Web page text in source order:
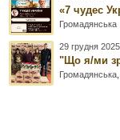
«7 чудес
Громадянська
29 грудня
"Що я/ми
Громадянська